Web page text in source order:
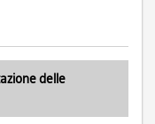
delle